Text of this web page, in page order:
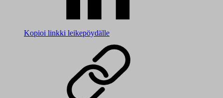
Kopioi linkki leikepöydälle